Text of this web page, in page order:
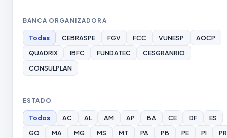
BANCA ORGANIZADORA
Todas CEBRASPE FGV FCC VUNESP
AOCP
QUADRIX
IBFC FUNDATEC
CESGRANRIO
CONSULPLAN
ESTADO
Todos AC AL AM AP BA CE DF
ES
GO
MA MG MS MT PA PB PE PI
PR